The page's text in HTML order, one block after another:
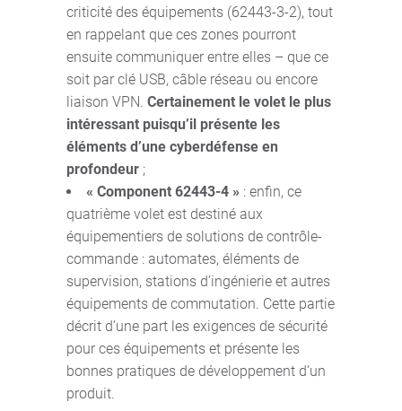
criticité des équipements (62443-3-2), tout
en rappelant que ces zones pourront
ensuite communiquer entre elles – que ce
soit par clé USB, câble réseau ou encore
liaison VPN. Certainement le volet le plus
intéressant puisqu’il présente les
éléments d’une cyberdéfense en
profondeur ;
« Component 62443-4 » : enfin, ce
quatrième volet est destiné aux
équipementiers de solutions de contrôle-
commande : automates, éléments de
supervision, stations d’ingénierie et autres
équipements de commutation. Cette partie
décrit d’une part les exigences de sécurité
pour ces équipements et présente les
bonnes pratiques de développement d’un
produit.